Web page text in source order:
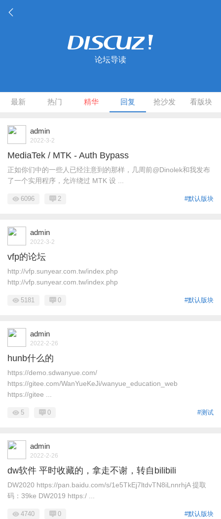
论坛导读
最新 热门 精华 回复 抢沙发 看版块
admin
2022-3-2
MediaTek / MTK - Auth Bypass
正如你们中的一些人已经注意到的那样，几周前@Dinolek和我发布
了一个实用程序，允许绕过 MTK 设 ...
#默认版块
6096 2
admin
2022-3-2
vfp的论坛
http://vfp.sunyear.com.tw/index.php
http://vfp.sunyear.com.tw/index.php
#默认版块
5181 0
admin
2022-2-26
hunb什么的
https://demo.sdwanyue.com/
https://gitee.com/WanYueKeJi/wanyue_education_web
https://gitee ...
#测试
5 0
admin
2022-2-26
dw软件 平时收藏的，拿走不谢，转自bilibili
DW2020 https://pan.baidu.com/s/1e5TkEj7ltdvTN8iLnnrhjA 提取
码：39ke DW2019 https:/ ...
#默认版块
4740 0